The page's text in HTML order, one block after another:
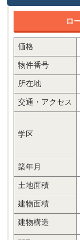
価格
物件番号
所在地
交通・アクセス
学区
築年月
土地面積
建物面積
建物構造